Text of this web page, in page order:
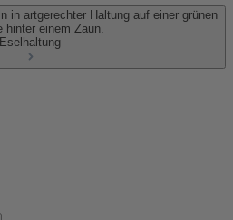
Eselhaltung